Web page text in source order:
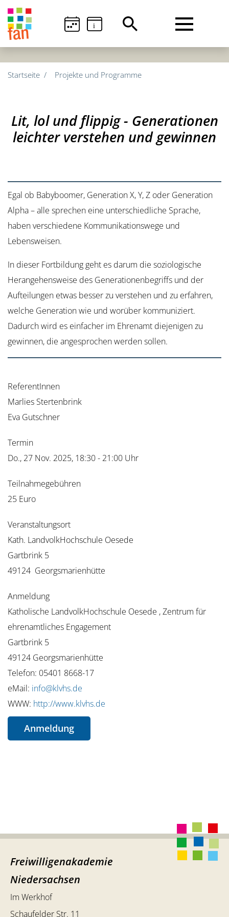
i
Startseite Projekte und Programme
Lit, lol und flippig - Generationen
leichter verstehen und gewinnen
Egal ob Babyboomer, Generation X, Y, Z oder Generation
Alpha – alle sprechen eine unterschiedliche Sprache,
haben verschiedene Kommunikationswege und
Lebensweisen.
In dieser Fortbildung geht es darum die soziologische
Herangehensweise des Generationenbegriffs und der
Aufteilungen etwas besser zu verstehen und zu erfahren,
welche Generation wie und worüber kommuniziert.
Dadurch wird es einfacher im Ehrenamt diejenigen zu
gewinnen, die angesprochen werden sollen.
ReferentInnen
Marlies Stertenbrink
Eva Gutschner
Termin
Do., 27 Nov. 2025, 18:30 - 21:00 Uhr
Teilnahmegebühren
25 Euro
Veranstaltungsort
Kath. LandvolkHochschule Oesede
Gartbrink 5
49124 Georgsmarienhütte
Anmeldung
Katholische LandvolkHochschule Oesede , Zentrum für
ehrenamtliches Engagement
Gartbrink 5
49124 Georgsmarienhütte
Telefon: 05401 8668-17
eMail: info@klvhs.de
WWW: http://www.klvhs.de
Anmeldung
Freiwilligenakademie
Niedersachsen
Im Werkhof
Schaufelder Str. 11